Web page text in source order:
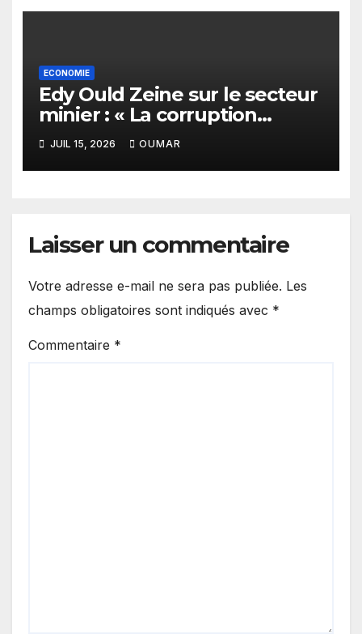
ECONOMIE
Edy Ould Zeine sur le secteur
minier : « La corruption
n’existe pas en Mauritanie »
JUIL 15, 2026 OUMAR
Laisser un commentaire
Votre adresse e-mail ne sera pas publiée. Les
champs obligatoires sont indiqués avec *
Commentaire *